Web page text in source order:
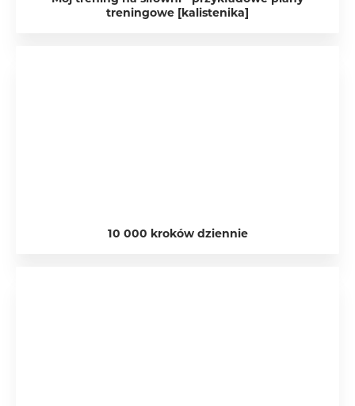
treningowe [kalistenika]
10 000 kroków dziennie